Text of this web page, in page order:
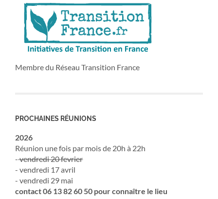
Membre du Réseau Transition France
PROCHAINES RÉUNIONS
2026
Réunion une fois par mois de 20h à 22h
-vendredi 20 fevrier
- vendredi 17 avril
- vendredi 29 mai
contact 06 13 82 60 50 pour connaître le lieu